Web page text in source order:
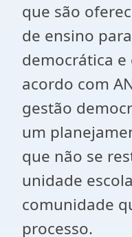
que são
de ensino
democrática
acordo com
gestão
um
que não se
unidade
comunidade
processo.